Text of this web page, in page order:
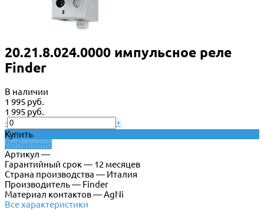
20.21.8.024.0000 импульсное реле
Finder
В наличии
1 995 руб.
1 995 руб.
-
+
Купить
Добавлено
Артикул —
Гарантийный срок — 12 месяцев
Страна производства — Италия
Производитель — Finder
Материал контактов — AgNi
Все характеристики